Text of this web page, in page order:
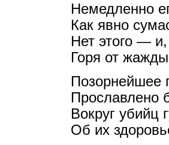
Немедленно
Как явно
Нет этого —
Горя от
Позорнейшее
Прославлено
Вокруг убийц
Об их